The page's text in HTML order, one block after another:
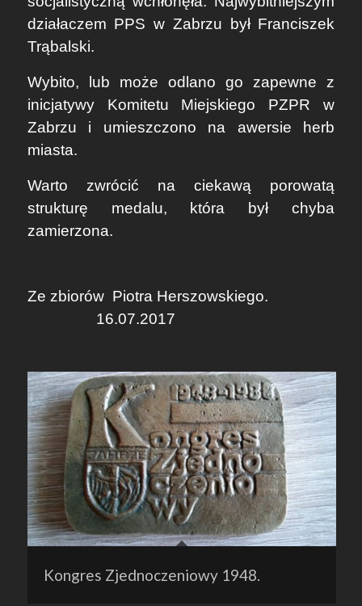
działaczem PPS w Zabrzu był Franciszek
Trąbalski.
Wybito, lub może odlano go zapewne z
inicjatywy Komitetu Miejskiego PZPR w
Zabrzu i umieszczono na awersie herb
miasta.
Warto zwrócić na ciekawą porowatą
strukturę medalu, która był chyba
zamierzona.
Ze zbiorów Piotra Herszowskiego.
16.07.2017
Kongres Zjednoczeniowy 1948.